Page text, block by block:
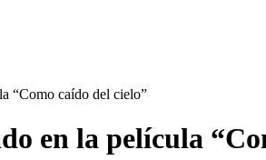
“Como caído del cielo”
en la película